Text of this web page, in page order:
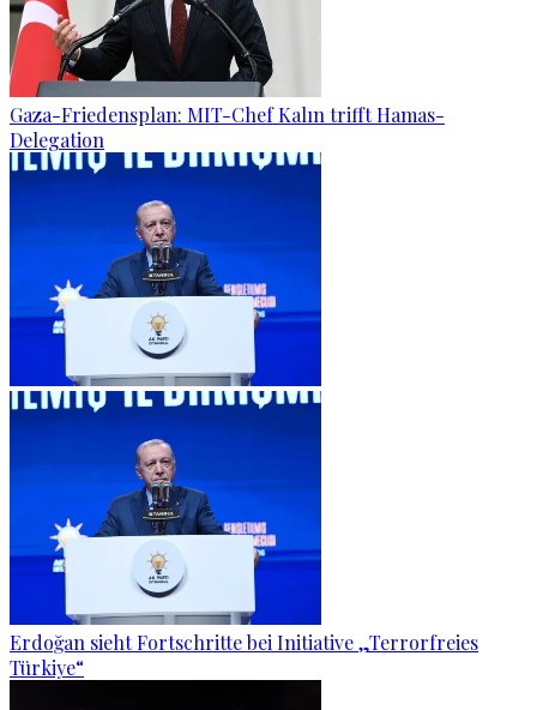
Gaza-Friedensplan: MIT-Chef Kalın trifft Hamas-
Delegation
Erdoğan sieht Fortschritte bei Initiative „Terrorfreies
Türkiye“